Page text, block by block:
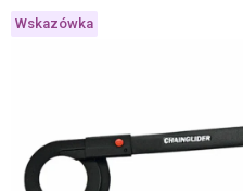
produktu
wynosi
Wskazówka